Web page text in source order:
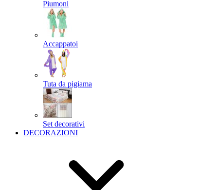
Piumoni
Accappatoi
Tuta da pigiama
Set decorativi
DECORAZIONI